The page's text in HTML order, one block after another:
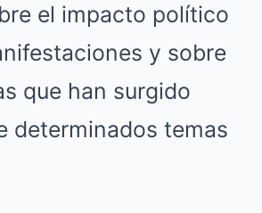
el impacto político
y sobre
que han surgido
determinados temas